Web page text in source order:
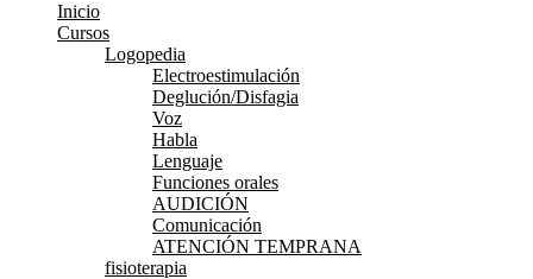
Inicio
Cursos
Logopedia
Electroestimulación
Deglución/Disfagia
Voz
Habla
Lenguaje
Funciones orales
AUDICIÓN
Comunicación
ATENCIÓN TEMPRANA
fisioterapia